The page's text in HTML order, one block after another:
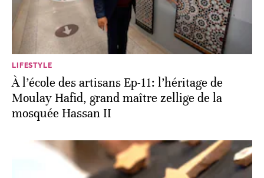
LIFESTYLE
À l’école des artisans Ep-11: l’héritage de
Moulay Hafid, grand maître zellige de la
mosquée Hassan II